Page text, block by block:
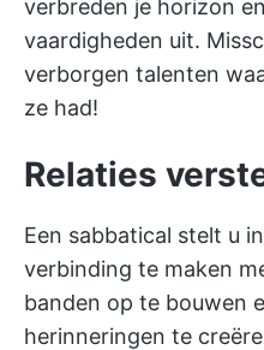
verbreden je horizon
vaardigheden uit.
verborgen talenten
ze had!
Relaties
Een sabbatical stelt u
verbinding te maken
banden op te bouwen
herinneringen te